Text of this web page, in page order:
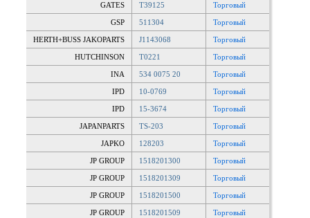
GATES T39125 Торговый
GSP 511304 Торговый
HERTH+BUSS JAKOPARTS J1143068 Торговый
HUTCHINSON T0221 Торговый
INA 534 0075 20 Торговый
IPD 10-0769 Торговый
IPD 15-3674 Торговый
JAPANPARTS TS-203 Торговый
JAPKO 128203 Торговый
JP GROUP 1518201300 Торговый
JP GROUP 1518201309 Торговый
JP GROUP 1518201500 Торговый
JP GROUP 1518201509 Торговый